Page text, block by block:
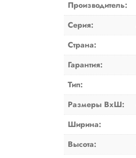
Производитель:
Серия:
Страна:
Гарантия:
Тип:
Размеры ВxШ:
Ширина:
Высота: